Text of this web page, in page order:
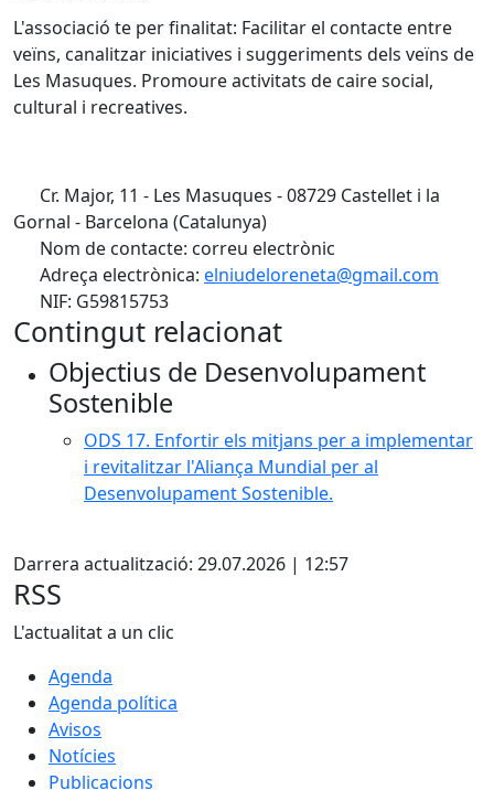
L'associació te per finalitat: Facilitar el contacte entre
veïns, canalitzar iniciatives i suggeriments dels veïns de
Les Masuques. Promoure activitats de caire social,
cultural i recreatives.
Cr. Major, 11 - Les Masuques - 08729 Castellet i la
Gornal - Barcelona (Catalunya)
Nom de contacte: correu electrònic
Adreça electrònica: elniudeloreneta@gmail.com
NIF: G59815753
Contingut relacionat
Objectius de Desenvolupament
Sostenible
ODS 17. Enfortir els mitjans per a implementar
i revitalitzar l'Aliança Mundial per al
Desenvolupament Sostenible.
Darrera actualització: 29.07.2026 | 12:57
RSS
L'actualitat a un clic
Agenda
Agenda política
Avisos
Notícies
Publicacions